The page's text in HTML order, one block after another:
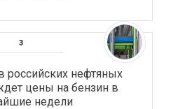
российских нефтяных
цены на бензин в
недели